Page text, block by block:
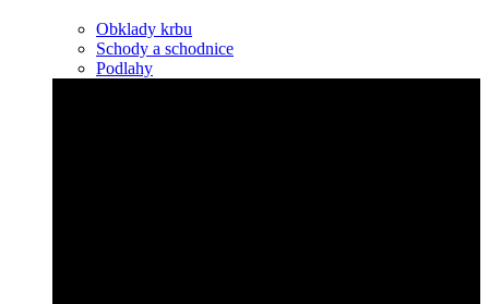
Obklady krbu
Schody a schodnice
Podlahy